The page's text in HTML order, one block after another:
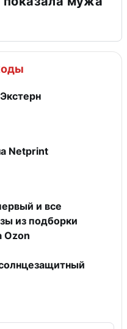
Netprint
и все
из подборки
Ozon